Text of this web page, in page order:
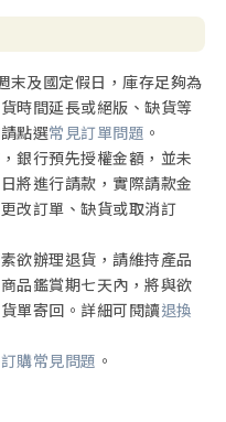
耶穌基督歸與獨一全智的
神學院
末及國定假日，庫存足夠為
時間延長或絕版、缺貨等
點選常見訂單問題 。
銀行預先授權金額，並未
將進行請款，實際請款金
改訂單、缺貨或取消訂
欲辦理退貨，請維持產品
品鑑賞期七天內，將與欲
單寄回。詳細可閱讀退換
購常見問題 。